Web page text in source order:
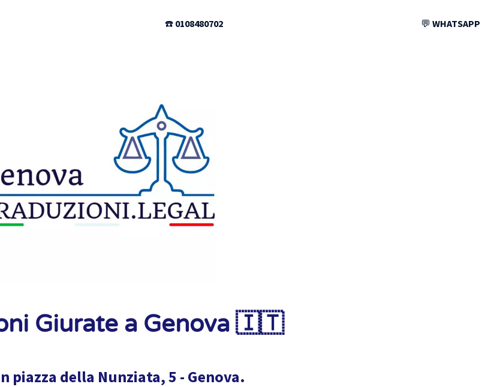
☎️ 0108480702 💬 WHATSAPP
Giurate a Genova 🇮🇹
piazza della Nunziata, 5 - Genova.